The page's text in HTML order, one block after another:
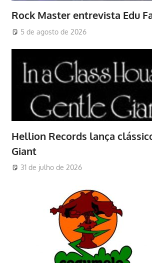
Rock Master entrevista Edu
5 de agosto de 2026
Hellion Records lança
Giant
31 de julho de 2026